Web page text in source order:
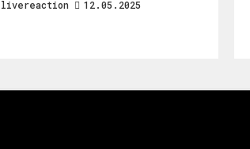
livereaction 12.05.2025